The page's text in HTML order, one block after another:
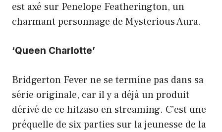
est axé sur Penelope Featherington, un
charmant personnage de Mysterious Aura.
‘Queen Charlotte’
Bridgerton Fever ne se termine pas dans sa
série originale, car il y a déjà un produit
dérivé de ce hitzaso en streaming. C’est une
préquelle de six parties sur la jeunesse de la